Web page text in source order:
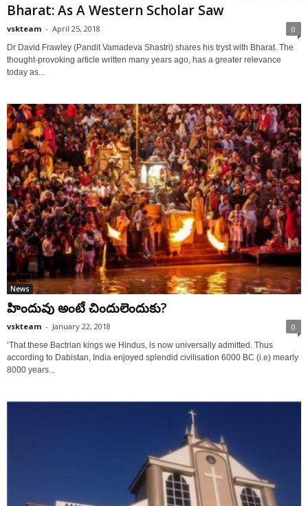
Bharat: As A Western Scholar Saw
vskteam - April 25, 2018 0
Dr David Frawley (Pandit Vamadeva Shastri) shares his tryst with Bharat. The
thought-provoking article written many years ago, has a greater relevance
today as...
News
హిందువు అంటే చిందులెందుకు?
vskteam - January 22, 2018 0
‘That these Bactrian kings we Hindus, is now universally admitted. Thus
according to Dabistan, India enjoyed splendid civilisation 6000 BC (i.e) mearly
8000 years...